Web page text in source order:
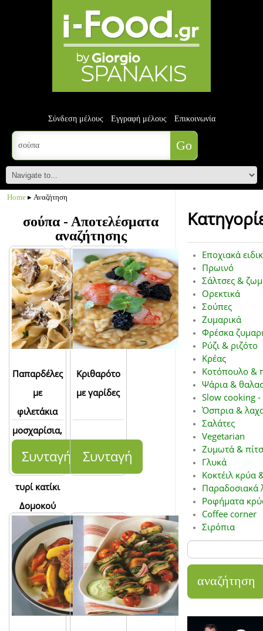
Σύνδεση μέλους Εγγραφή μέλους Επικοινωνία
Home ▸ Αναζήτηση
σούπα - Αποτελέσματα
αναζήτησης
Παπαρδέλες
με
φιλετάκια
μοσχαρίσια,
μανιτάρια
και σάλτσα
τυρί κατίκι
Δομοκού
Συνταγή
Κριθαρότο
με γαρίδες
Συνταγή
Εποχιακά
Πρωινό
Σάλτσες &
Ορεκτικά
Σούπες
Ζυμαρικά
Φρέσκα
Ρύζι & ριζότο
Κρέας
Κοτόπουλο &
Ψάρια &
Slow cooking -
Όσπρια &
Σαλάτες
Vegetarian
Ζυμωτά &
Γλυκά
Κοκτέιλ κρύα
Παραδοσιακά
Ροφήματα
Coffee corner
Σιρόπια